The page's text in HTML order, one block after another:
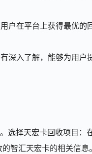
户在平台上获得最优的
深入了解，能够为用户
选择天宏卡回收项目：
智汇天宏卡的相关信